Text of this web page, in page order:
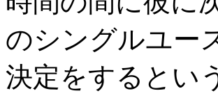
のシングルユー
決定をするとい